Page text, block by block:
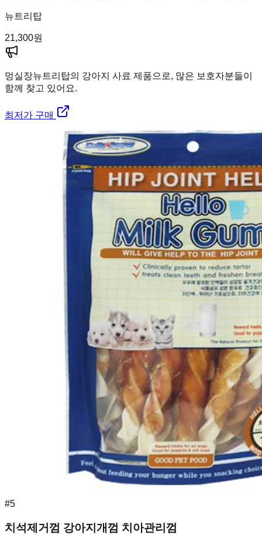
뉴트리탑
21,300원
멍실장뉴트리탑의 강아지 사료 제품으로, 많은 보호자분들이
함께 찾고 있어요.
최저가 구매
#5
치석제거껌 강아지개껌 치아관리껌